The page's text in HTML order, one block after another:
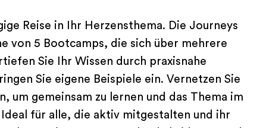
Reise in Ihr Herzensthema. Die Journeys
von 5 Bootcamps, die sich über mehrere
Sie Ihr Wissen durch praxisnahe
Sie eigene Beispiele ein. Vernetzen Sie
um gemeinsam zu lernen und das Thema im
für alle, die aktiv mitgestalten und ihr